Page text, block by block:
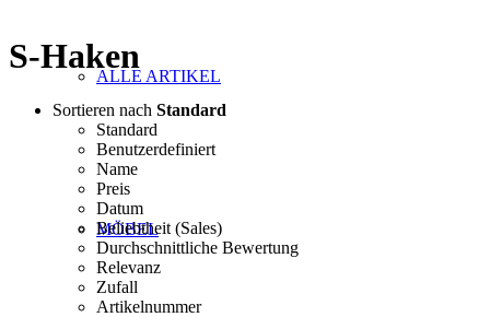
ALLE ARTIKEL
MÖBEL
S-Haken
Sortieren nach Standard
Standard
Benutzerdefiniert
Name
Preis
Datum
Beliebtheit (Sales)
Durchschnittliche Bewertung
Relevanz
Zufall
Artikelnummer